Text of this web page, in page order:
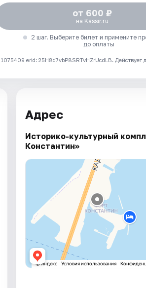
от 600 ₽
на Kassir.ru
2 шаг. Выберите билет и примените
до оплаты
erid: 25H8d7vbP8SRTvHZrUcdLB. Действует
Адрес
Историко-культурный
Константин»